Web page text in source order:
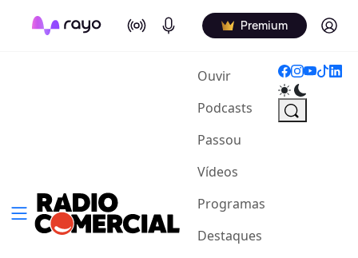
On Air Podcasts Premium Log in
Ouvir(current)
Podcasts
Passou
Vídeos
Programas
Destaques